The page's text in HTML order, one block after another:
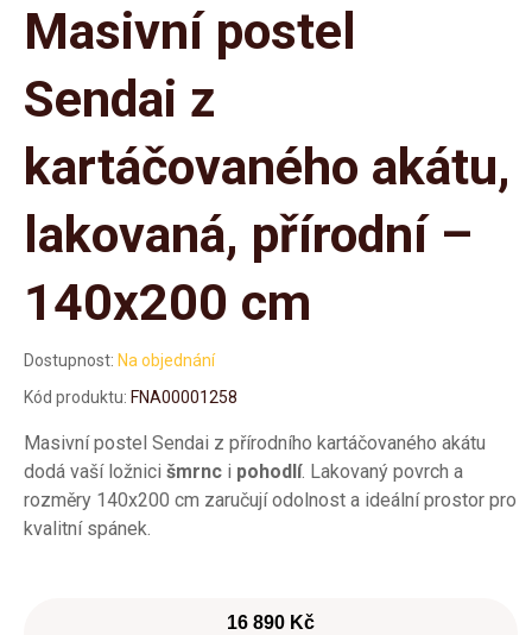
Masivní postel
Sendai z
kartáčovaného akátu,
lakovaná, přírodní –
140x200 cm
Dostupnost: Na objednání
Kód produktu: FNA00001258
Masivní postel Sendai z přírodního kartáčovaného akátu
dodá vaší ložnici šmrnc i pohodlí. Lakovaný povrch a
rozměry 140x200 cm zaručují odolnost a ideální prostor pro
kvalitní spánek.
16 890 Kč